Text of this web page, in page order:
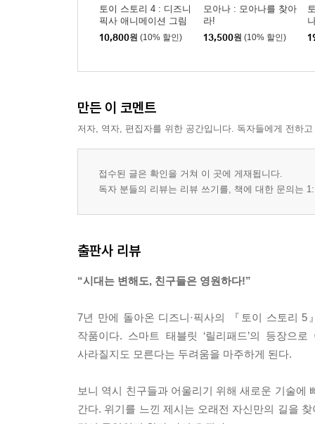
토이 스토리 4 : 디즈니
픽사 애니메이션 그림
책 (한글판)
10,800원 (10% 할인)
모아나 : 모아나를 찾아
라!
13,500원 (10% 할인)
만든 이 코멘트
저자, 역자, 편집자를 위한 공간입니다. 독자들에게 전하
접수된 글은 확인을 거쳐 이 곳에 게재됩니다.
독자 분들의 리뷰는 리뷰 쓰기를, 책에 대한 문의는
출판사 리뷰
“시대는 변해도, 친구들은 영원하다!”
7년 만에 돌아온 디즈니·픽사의 『토이 스토리
작품이다. 스마트 태블릿 ‘릴리패드’의 등장으
사라질지도 모른다는 두려움을 마주하게 된다.
보니 역시 친구들과 어울리기 위해 새로운 기술에
간다. 위기를 느낀 제시는 오래전 자신만의 길을